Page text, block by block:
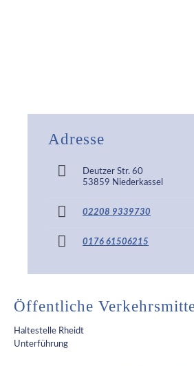
Adresse
Deutzer Str. 60
53859 Niederkassel
02208 9339730
0176 61506215
Öffentliche
Haltestelle Rheidt
Unterführung